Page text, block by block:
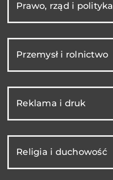
Prawo, rząd i polityka
Przemysł i rolnictwo
Reklama i druk
Religia i duchowość